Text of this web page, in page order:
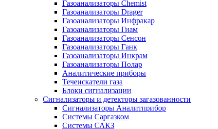
Газоанализаторы Chemist
Газоанализаторы Drager
Газоанализаторы Инфракар
Газоанализаторы Гиам
Газоанализаторы Сенсон
Газоанализаторы Ганк
Газоанализаторы Инкрам
Газоанализаторы Полар
Аналитические приборы
Течеискатели газа
Блоки сигнализации
Сигнализаторы и детекторы загазованности
Сигнализаторы Аналитприбор
Системы Саргазком
Системы САКЗ